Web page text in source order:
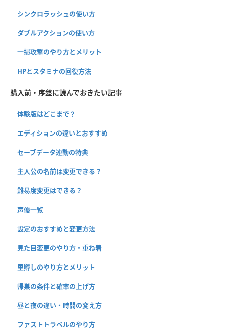
シンクロラッシュの使い方
ダブルアクションの使い方
一掃攻撃のやり方とメリット
HPとスタミナの回復方法
購入前・序盤に読んでおきたい記事
体験版はどこまで？
エディションの違いとおすすめ
セーブデータ連動の特典
主人公の名前は変更できる？
難易度変更はできる？
声優一覧
設定のおすすめと変更方法
見た目変更のやり方・重ね着
里孵しのやり方とメリット
帰巣の条件と確率の上げ方
昼と夜の違い・時間の変え方
ファストトラベルのやり方